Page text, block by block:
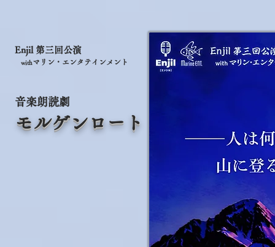
Enjil 第三回公演
with マリン・エンタテインメント
音楽朗読劇
モルゲンロート